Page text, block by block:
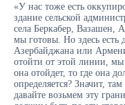
«У нас тоже есть
здание сельской
села Беркабер, Вазашен,
мы готовы. Но здесь есть
Азербайджана или
отойти от этой линии,
она отойдет, то где она
определяется? Значит,
давайте возьмем эту